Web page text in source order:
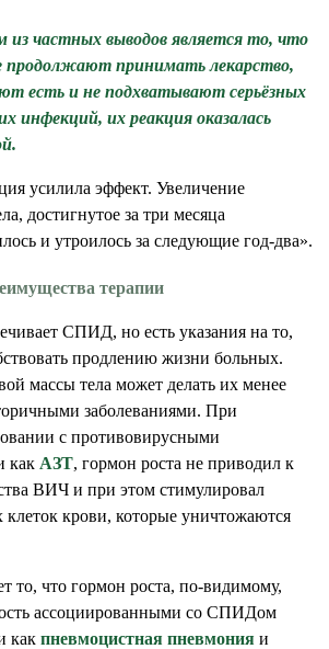
частных выводов является то, что
продолжают принимать лекарство,
есть и не подхватывают серьёзных
инфекций, их реакция оказалась
усилила эффект. Увеличение
достигнутое за три месяца
и утроилось за следующие год-два».
терапии
СПИД, но есть указания на то,
продлению жизни больных.
массы тела может делать их менее
заболеваниями. При
с противовирусными
как АЗТ, гормон роста не приводил к
ВИЧ и при этом стимулировал
клеток крови, которые уничтожаются
то, что гормон роста, по-видимому,
ассоциированными со СПИДом
как пневмоцистная пневмония и